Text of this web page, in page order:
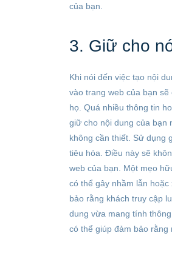
của bạn.
3. Giữ cho
Khi nói đến việc tạo nội
vào trang web của bạn
họ. Quá nhiều thông tin
giữ cho nội dung của bạn
không cần thiết. Sử dụng
tiêu hóa. Điều này sẽ
web của bạn. Một mẹo
có thể gây nhầm lẫn
bảo rằng khách truy cập
dung vừa mang tính
có thể giúp đảm bảo rằng